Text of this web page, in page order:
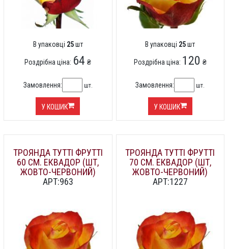
В упаковці 25шт
Роздрібна ціна: 64 ₴
Замовлення: шт.
У КОШИК
В упаковці 25шт
Роздрібна ціна: 120 ₴
Замовлення: шт.
У КОШИК
ТРОЯНДА ТУТТІ ФРУТТІ
60 СМ. ЕКВАДОР (ШТ,
ЖОВТО-ЧЕРВОНИЙ)
АРТ:963
ТРОЯНДА ТУТТІ ФРУТТІ
70 СМ. ЕКВАДОР (ШТ,
ЖОВТО-ЧЕРВОНИЙ)
АРТ:1227